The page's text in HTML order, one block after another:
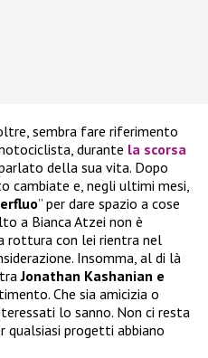
sembra fare riferimento
durante la scorsa
parlato della sua vita. Dopo
cambiate e, negli ultimi mesi,
” per dare spazio a cose
a Bianca Atzei non è
rottura con lei rientra nel
Insomma, al di là
traJonathan Kashanian e
Che sia amicizia o
lo sanno. Non ci resta
qualsiasi progetti abbiano